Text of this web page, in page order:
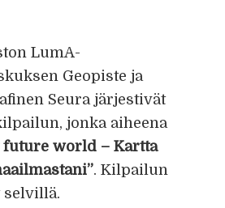
LumA-
Geopiste ja
Seura järjestivät
jonka aiheena
future world – Kartta
. Kilpailun
selvillä.